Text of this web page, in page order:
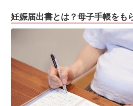
０歳児
３〜６歳児
７〜１２歳児
妊娠届出書とは？母子手帳をも